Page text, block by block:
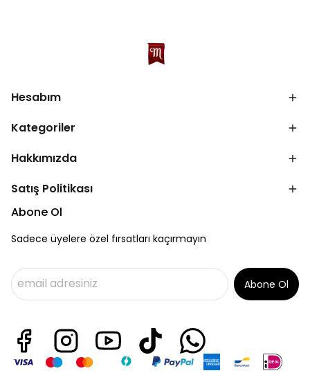
Hesabım
Kategoriler
Hakkımızda
Satış Politikası
Abone Ol
Sadece üyelere özel fırsatları kaçırmayın
Abone Ol